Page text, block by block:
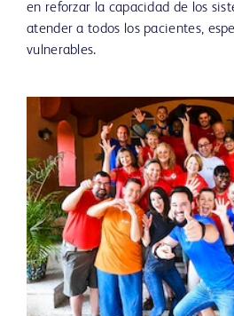
en reforzar la capacidad de los
atender a todos los pacientes,
vulnerables.